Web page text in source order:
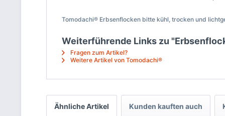
Tomodachi® Erbsenflocken bitte kühl, trocken und
Weiterführende Links zu
Fragen zum Artikel?
Weitere Artikel von Tomodachi®
Ähnliche Artikel Kunden kauften auch